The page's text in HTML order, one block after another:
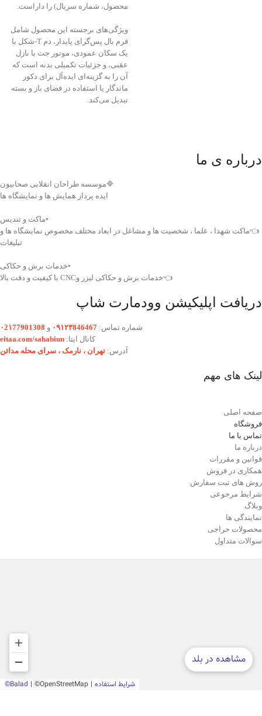
محصول، شماره سریال) را داراست.
ویژگی‌های برجسته این محصول شامل
فرم بال پس‌گرای پایدار، دم T‑شکل با
یک سکان عمودی، موتور جت با نازل
عقبی، و جزئیات تکمیلی بدنه است که
آن را به گزینه‌ای ایده‌آل برای دکور
ماندگار یا استفاده در فضای باز و بسته
تبدیل می‌کند.
درباره ی ما
🔷موسسه طراحان انقلابی صحابیون
ایده پرداز همایش ها و نمایشگاه ها
▫️ماکت و تندیس
👈ماکت شهدا ، علما ، شخصیت ها و مشاغل در ابعاد مختلف مخصوص نمایشگاه ها و
تبلیغات
▫️خدمات برش و حکاکی
👈خدمات برش و حکاکی لیزر وCNC با کیفیت و دقت بالا
دریافت اپلیکیشن وودمارت شاپ
شماره تماس: ۰۹۱۲۳846467 و ۰2۱77901308
کانال ایتا: eitaa.com/sahabiun
آدرس: تهران ،‌ نارمک ، سرای محله مدائن
لینک های مهم
صفحه اصلی
فروشگاه
تماس با ما
درباره ما
قوانین و مقررات
همکاری در فروش
روش های ثبت سفارش
شرایط مرجوعی
وبلاگ
نمایندگی ها
محصولات حراجی
سوالات متداول